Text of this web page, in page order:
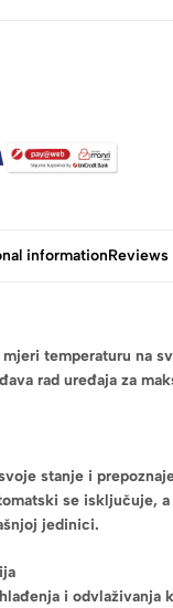
information
temperaturu na
rad uređaja za
stanje i
se isključuje,
jedinici.
i odvlaživanja